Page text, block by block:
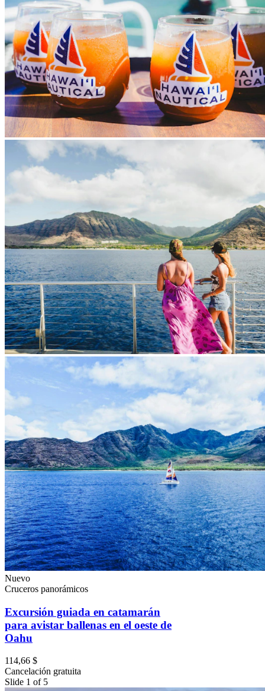
Nuevo
Cruceros panorámicos
Excursión guiada en catamarán
para avistar ballenas en el oeste de
Oahu
114,66 $
Cancelación gratuita
Slide 1 of 5